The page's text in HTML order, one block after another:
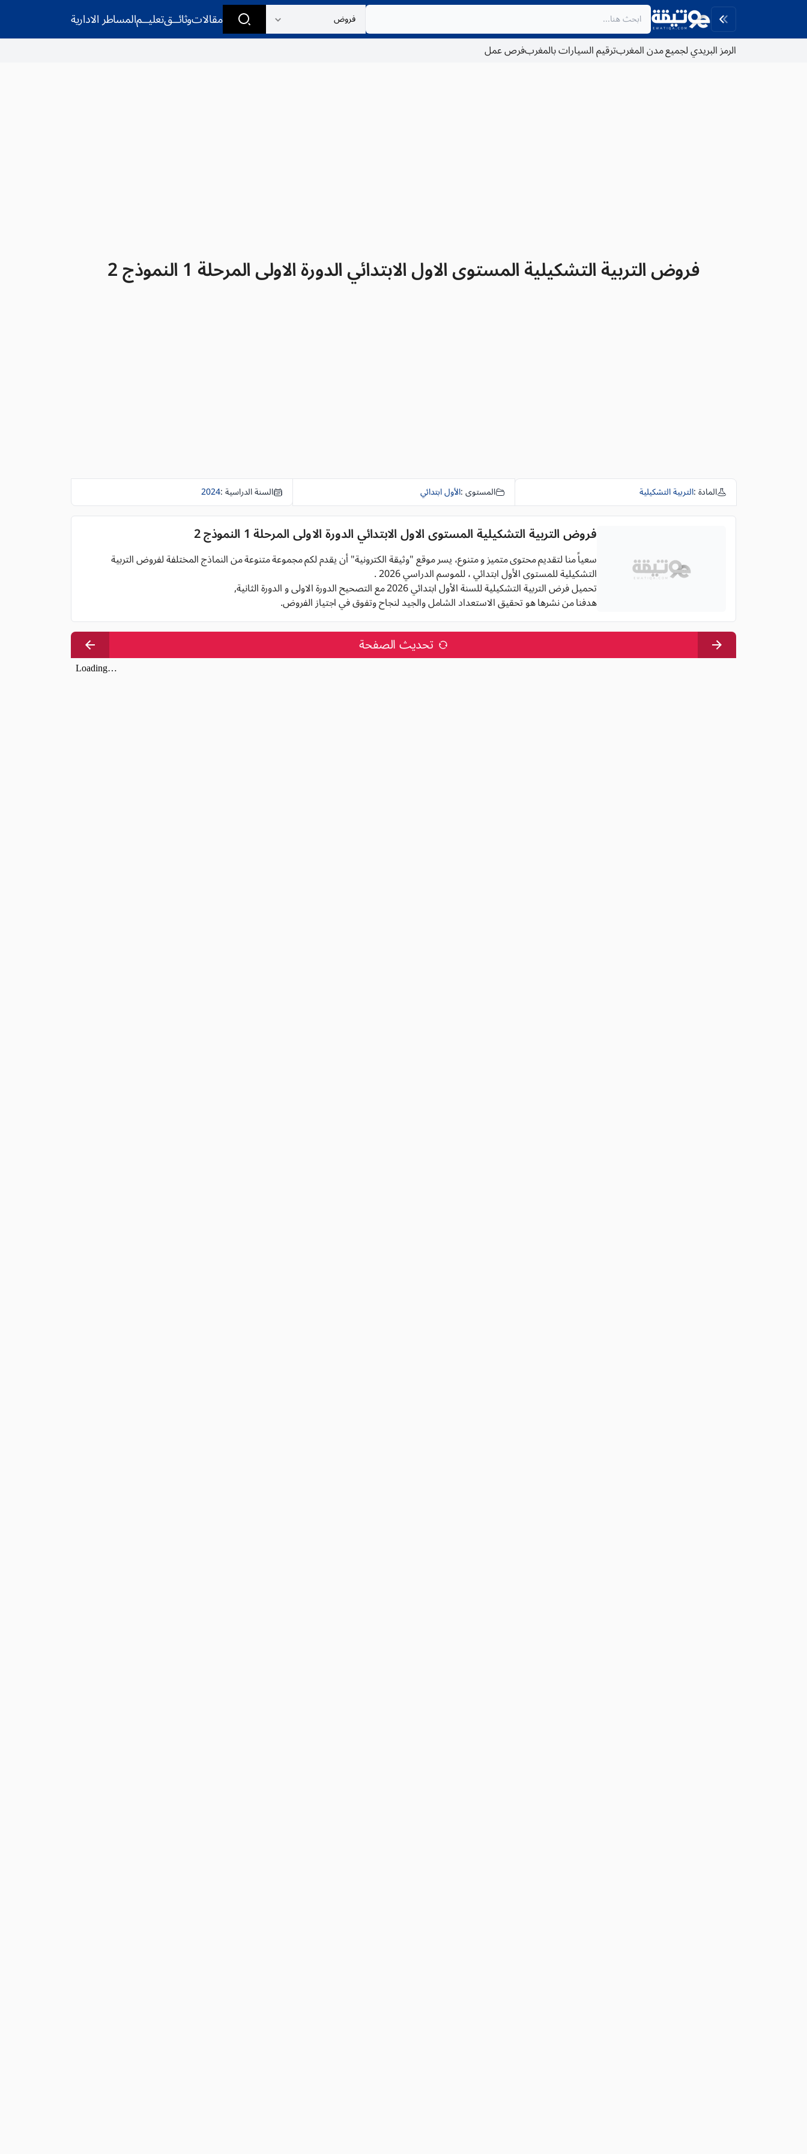
مقالاتوثائــقتعليــمالمساطر الادارية
الرمز البريدي لجميع مدن المغربترقيم السيارات بالمغربفرص عمل
فروض التربية التشكيلية المستوى الاول الابتدائي الدورة الاولى المرحلة 1 النموذج 2
المادة :التربية التشكيلية المستوى :الأول ابتدائي السنة الدراسية :2024
فروض التربية التشكيلية المستوى الاول الابتدائي الدورة الاولى المرحلة 1 النموذج 2
سعياً منا لتقديم محتوى متميز و متنوع، يسر موقع "وثيقة الكترونية" أن يقدم لكم مجموعة متنوعة من النماذج المختلفة لفروض التربية
التشكيلية للمستوى الأول ابتدائي ، للموسم الدراسي 2026 .
تحميل فرض التربية التشكيلية للسنة الأول ابتدائي 2026 مع التصحيح الدورة الاولى و الدورة الثانية,
هدفنا من نشرها هو تحقيق الاستعداد الشامل والجيد لنجاح وتفوق في اجتياز الفروض.
تحديث الصفحة